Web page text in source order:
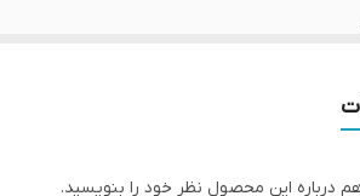
درباره این محصول نظر خود را بنویسید.